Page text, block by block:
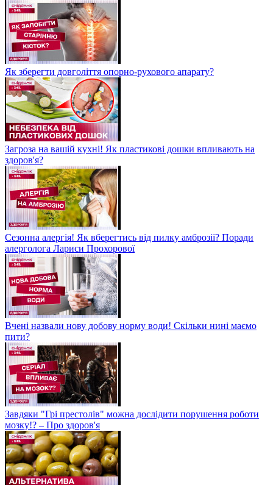
Як зберегти довголіття опорно-рухового апарату?
Загроза на вашій кухні! Як пластикові дошки впливають на
здоров'я?
Сезонна алергія! Як вберегтись від пилку амброзії? Поради
алерголога Лариси Прохорової
Вчені назвали нову добову норму води! Скільки нині маємо
пити?
Завдяки "Грі престолів" можна дослідити порушення роботи
мозку!? – Про здоров'я